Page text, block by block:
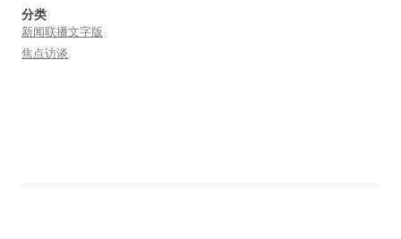
分类
新闻联播文字版
焦点访谈